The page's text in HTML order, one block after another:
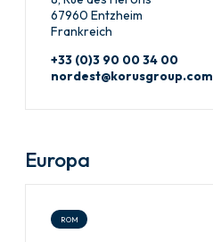
67960 Entzheim
Frankreich
+33 (0)3 90 00 34 00
nordest@korusgroup.com
Europa
ROM